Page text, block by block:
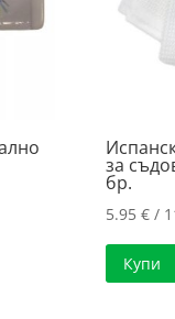
за
бр.
5.95€ /
Купи